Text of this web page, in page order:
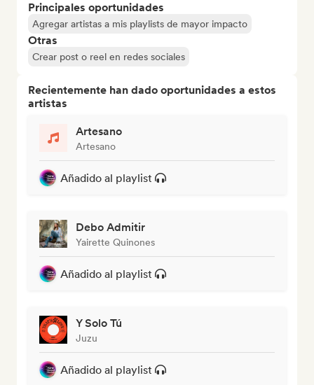
Principales oportunidades
Agregar artistas a mis playlists de mayor impacto
Otras
Crear post o reel en redes sociales
Recientemente han dado oportunidades a estos
artistas
Artesano
Artesano
Añadido al playlist
Debo Admitir
Yairette Quinones
Añadido al playlist
Y Solo Tú
Juzu
Añadido al playlist